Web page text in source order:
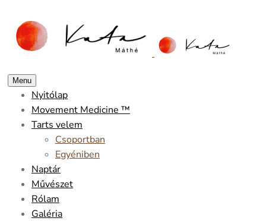
Menu
Nyitólap
Movement Medicine ™
Tarts velem
Csoportban
Egyéniben
Naptár
Művészet
Rólam
Galéria